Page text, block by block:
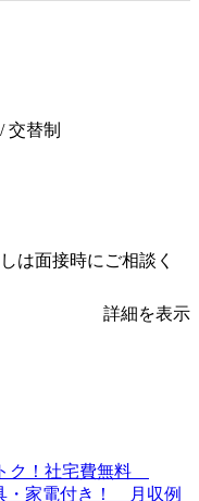
交替制
は面接時にご相談く
詳細を表示